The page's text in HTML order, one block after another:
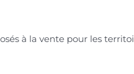
à la vente pour les